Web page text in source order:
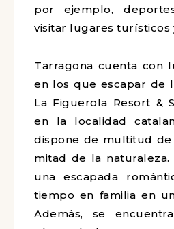
por ejemplo,
visitar lugares turísticos
Tarragona cuenta con
en los que escapar de
La Figuerola Resort &
en la localidad
dispone de multitud de
mitad de la
una escapada
tiempo en familia en
Además, se